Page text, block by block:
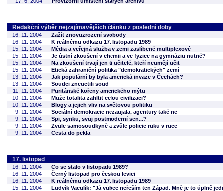
Redakční výběr nejzajímavějších článků z poslední doby
16. 11. 2004
Zažít znovuzrození svobody
16. 11. 2004
K reálnému odkazu 17. listopadu 1989
15. 11. 2004
Média a veřejná služba v zemi zaslíbené multiplexové
15. 11. 2004
Je ústní zkoušení v chemii a ve fyzice na gymnáziu nutné?
15. 11. 2004
Na zkoušení trvají jen ti učitelé, kteří neumějí učit
15. 11. 2004
Etická zahraniční politika "demokratických" zemí
13. 11. 2004
Jak populární by byla americká invaze v Čechách?
13. 11. 2004
Soudci zneuctili soud
11. 11. 2004
Puritánské kořeny amerického mýtu
10. 11. 2004
Může totalita zahltit celou civilizaci?
10. 11. 2004
Blogy a jejich vliv na světovou politiku
9. 11. 2004
Sociální demokracie nezaujala, agentury také ne
9. 11. 2004
Spi, synku, svůj postmoderní sen...?
9. 11. 2004
Zvůle samosoudkyně a zvůle policie ruku v ruce
9. 11. 2004
Cesta do pekla
17. listopad
16. 11. 2004
Co se stalo v listopadu 1989?
16. 11. 2004
Černý listopad pro českou levici
16. 11. 2004
K reálnému odkazu 17. listopadu 1989
15. 11. 2004
Ludvík Vaculík: "Já vůbec neřeším ten Západ. Mně je to úplně